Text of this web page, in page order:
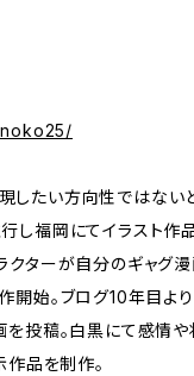
たい方向性ではない
し福岡にてイラスト作
クターが自分のギャグ
開始。ブログ10年目
を投稿。白黒にて感情
品を制作。